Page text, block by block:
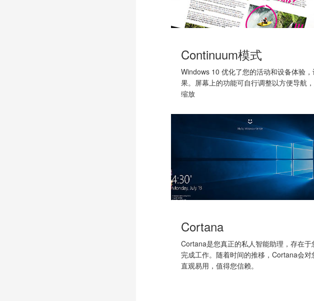
Continuum模式
Windows 10 优化了您的活动和设备体验
果。屏幕上的功能可自行调整以方便导航
缩放
Cortana
Cortana是您真正的私人智能助理，存在
完成工作。随着时间的推移，Cortana会
直观易用，值得您信赖。